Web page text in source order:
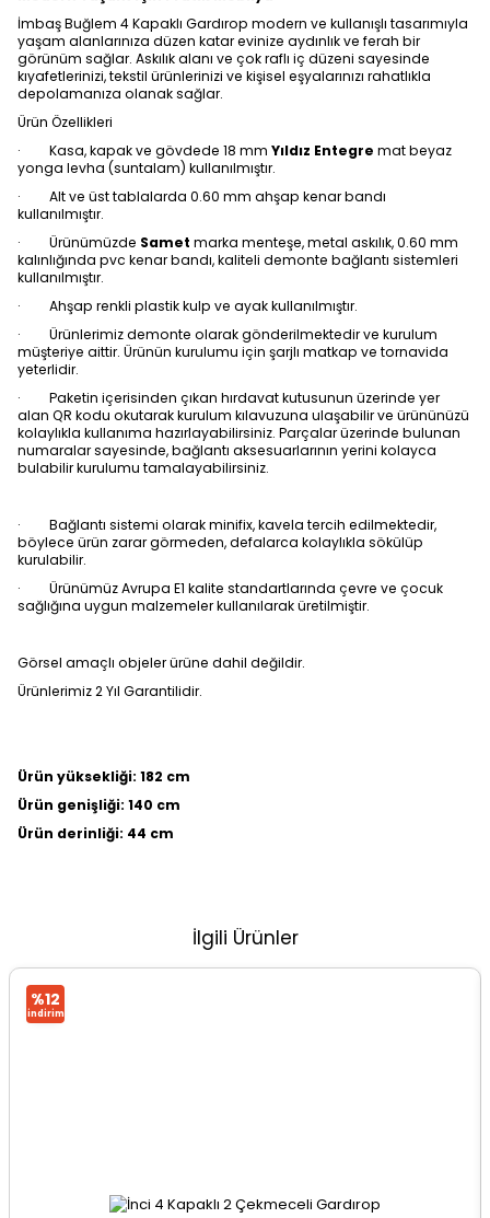
İmbaş Buğlem 4 Kapaklı Gardırop modern ve kullanışlı tasarımıyla
yaşam alanlarınıza düzen katar evinize aydınlık ve ferah bir
görünüm sağlar. Askılık alanı ve çok raflı iç düzeni sayesinde
kıyafetlerinizi, tekstil ürünlerinizi ve kişisel eşyalarınızı rahatlıkla
depolamanıza olanak sağlar.
Ürün Özellikleri
· Kasa, kapak ve gövdede 18 mm Yıldız Entegre mat beyaz
yonga levha (suntalam) kullanılmıştır.
· Alt ve üst tablalarda 0.60 mm ahşap kenar bandı
kullanılmıştır.
· Ürünümüzde Samet marka menteşe, metal askılık, 0.60 mm
kalınlığında pvc kenar bandı, kaliteli demonte bağlantı sistemleri
kullanılmıştır.
· Ahşap renkli plastik kulp ve ayak kullanılmıştır.
· Ürünlerimiz demonte olarak gönderilmektedir ve kurulum
müşteriye aittir. Ürünün kurulumu için şarjlı matkap ve tornavida
yeterlidir.
· Paketin içerisinden çıkan hırdavat kutusunun üzerinde yer
alan QR kodu okutarak kurulum kılavuzuna ulaşabilir ve ürününüzü
kolaylıkla kullanıma hazırlayabilirsiniz. Parçalar üzerinde bulunan
numaralar sayesinde, bağlantı aksesuarlarının yerini kolayca
bulabilir kurulumu tamalayabilirsiniz.
· Bağlantı sistemi olarak minifix, kavela tercih edilmektedir,
böylece ürün zarar görmeden, defalarca kolaylıkla sökülüp
kurulabilir.
· Ürünümüz Avrupa E1 kalite standartlarında çevre ve çocuk
sağlığına uygun malzemeler kullanılarak üretilmiştir.
Görsel amaçlı objeler ürüne dahil değildir.
Ürünlerimiz 2 Yıl Garantilidir.
Ürün yüksekliği: 182 cm
Ürün genişliği: 140 cm
Ürün derinliği: 44 cm
İlgili Ürünler
%12
i̇ndirim